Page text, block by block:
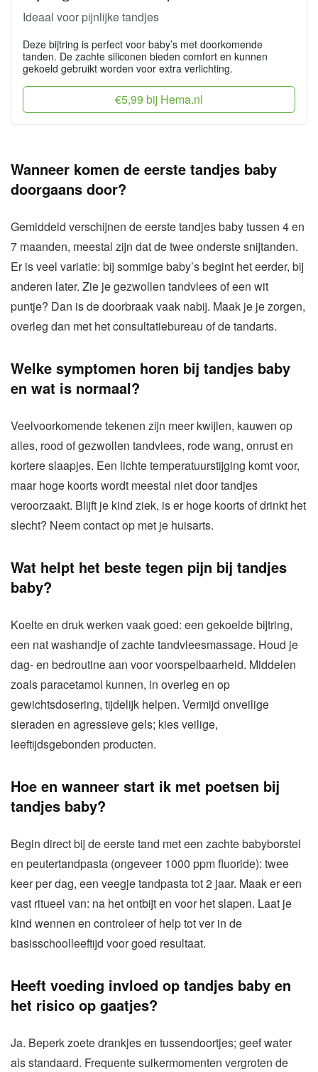
Ideaal voor pijnlijke tandjes
Deze bijtring is perfect voor baby’s met doorkomende
tanden. De zachte siliconen bieden comfort en kunnen
gekoeld gebruikt worden voor extra verlichting.
€5,99 bij Hema.nl
Wanneer komen de eerste tandjes baby
doorgaans door?
Gemiddeld verschijnen de eerste tandjes baby tussen 4 en
7 maanden, meestal zijn dat de twee onderste snijtanden.
Er is veel variatie: bij sommige baby’s begint het eerder, bij
anderen later. Zie je gezwollen tandvlees of een wit
puntje? Dan is de doorbraak vaak nabij. Maak je je zorgen,
overleg dan met het consultatiebureau of de tandarts.
Welke symptomen horen bij tandjes baby
en wat is normaal?
Veelvoorkomende tekenen zijn meer kwijlen, kauwen op
alles, rood of gezwollen tandvlees, rode wang, onrust en
kortere slaapjes. Een lichte temperatuurstijging komt voor,
maar hoge koorts wordt meestal niet door tandjes
veroorzaakt. Blijft je kind ziek, is er hoge koorts of drinkt het
slecht? Neem contact op met je huisarts.
Wat helpt het beste tegen pijn bij tandjes
baby?
Koelte en druk werken vaak goed: een gekoelde bijtring,
een nat washandje of zachte tandvleesmassage. Houd je
dag- en bedroutine aan voor voorspelbaarheid. Middelen
zoals paracetamol kunnen, in overleg en op
gewichtsdosering, tijdelijk helpen. Vermijd onveilige
sieraden en agressieve gels; kies veilige,
leeftijdsgebonden producten.
Hoe en wanneer start ik met poetsen bij
tandjes baby?
Begin direct bij de eerste tand met een zachte babyborstel
en peutertandpasta (ongeveer 1000 ppm fluoride): twee
keer per dag, een veegje tandpasta tot 2 jaar. Maak er een
vast ritueel van: na het ontbijt en voor het slapen. Laat je
kind wennen en controleer of help tot ver in de
basisschoolleeftijd voor goed resultaat.
Heeft voeding invloed op tandjes baby en
het risico op gaatjes?
Ja. Beperk zoete drankjes en tussendoortjes; geef water
als standaard. Frequente suikermomenten vergroten de